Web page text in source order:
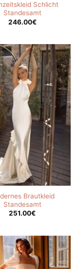
Schlicht
Standesamt
246.00€
Brautkleid
Standesamt
251.00€